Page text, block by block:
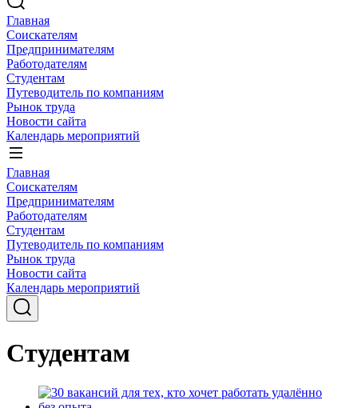
Главная
Соискателям
Предпринимателям
Работодателям
Студентам
Путеводитель по компаниям
Рынок труда
Новости сайта
Календарь мероприятий
Главная
Соискателям
Предпринимателям
Работодателям
Студентам
Путеводитель по компаниям
Рынок труда
Новости сайта
Календарь мероприятий
Студентам